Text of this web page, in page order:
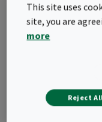
網，適用於高潔淨
酸，鹼，特別適合
This site uses
site, you are
more
Reject